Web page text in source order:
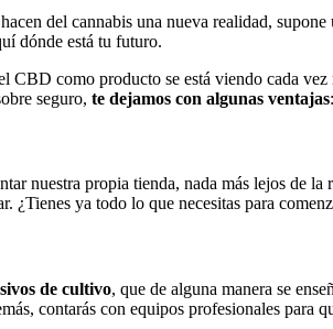
del cannabis una nueva realidad,
dónde está tu futuro.
como producto se está viendo cada
seguro, te dejamos con algunas ventajas:
nuestra propia tienda, nada más lejos de la
¿Tienes ya todo lo que necesitas para
de cultivo, que de alguna manera se
contarás con equipos profesionales para